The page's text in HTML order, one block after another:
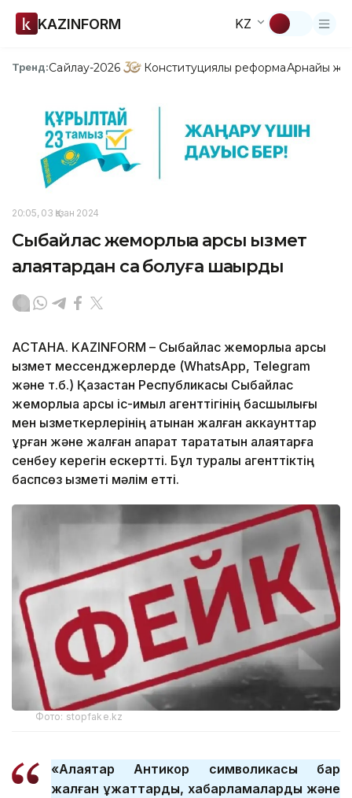
KAZINFORM KZ
Тренд:Сайлау-2026 Конституциялық реформаАрнайы
20:05, 03 Қазан 2024
Сыбайлас жемқорлыққа қарсы қызмет
алаяқтардан сақ болуға шақырды
АСТАНА. KAZINFORM – Сыбайлас жемқорлыққа қарсы
қызмет мессенджерлерде (WhatsApp, Telegram
және т.б.) Қазақстан Республикасы Сыбайлас
жемқорлыққа қарсы іс-қимыл агенттігінің басшылығы
мен қызметкерлерінің атынан жалған аккаунттар
құрған және жалған ақпарат тарататын алаяқтарға
сенбеу керегін ескертті. Бұл туралы агенттіктің
баспсөз қызметі мәлім етті.
Фото: stopfake.kz
«Алаяқтар Антикор символикасы бар
жалған құжаттарды, хабарламаларды және